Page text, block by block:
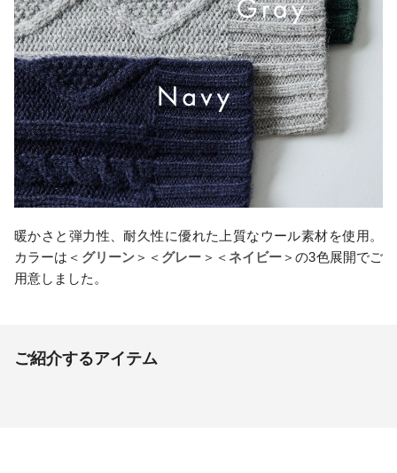
暖かさと弾力性、耐久性に優れた上質なウール素材を使用。
カラーは＜ グリーン＞＜ グレー ＞＜ネイビー＞の3色展開でご
用意しました。
ご紹介するアイテム